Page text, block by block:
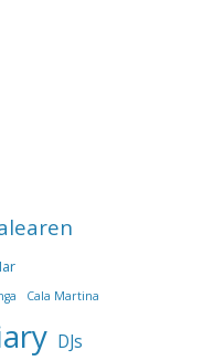
Cala Martina
DJs